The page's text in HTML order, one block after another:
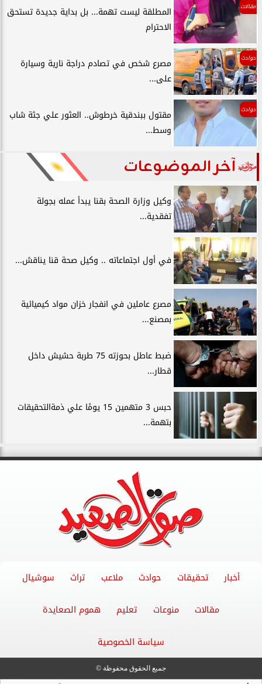
مقالات
المطلقة ليست تهمة... بل بداية جديدة تستحق
الاحترام
حوادث
مصرع شخص في تصادم دراجة نارية وسيارة
على...
حوادث
مقتول ببندقية خرطوش.. العثور علي جثة شاب
وسط...
آخر الموضوعات
وكيل وزارة الصحة بقنا يبدأ عمله بجولة
تفقدية...
في أول اجتماعاته .. وكيل صحة قنا يناقش...
مصرع عاملين في انفجار خزان مواد كيميائية
بمصنع...
ضبط عاطل بحوزته 75 طربة حشيش داخل
قطار...
حبس 3 متهمين 15 يومًا علي ذمةالتحقيقات
بتهمة...
أخبار تحقيقات حوادث ملاعب تراث سوشيال
مقالات منوعات تعليم هموم الصعايدة
سياسة الخصوصية
جميع الحقوق محفوظة ©